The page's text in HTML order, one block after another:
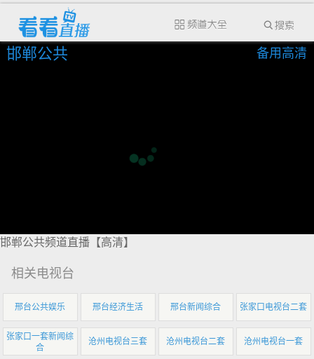
邯郸公共 备用高清
邯郸公共频道直播【高清】
相关电视台
邢台公共娱乐 邢台经济生活 邢台新闻综合 张家口电视台二套
张家口一套新闻综
合
沧州电视台三套 沧州电视台二套 沧州电视台一套